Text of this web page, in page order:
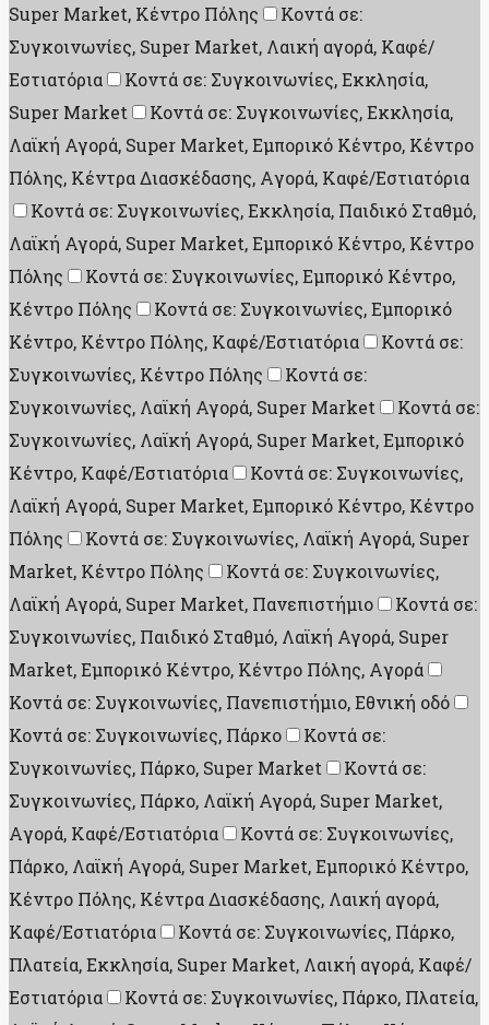
Super Market, Κέντρο Πόλης
Κοντά σε:
Συγκοινωνίες, Super Market, Λαική αγορά, Καφέ/
Εστιατόρια
Κοντά σε: Συγκοινωνίες, Εκκλησία,
Super Market
Κοντά σε: Συγκοινωνίες, Εκκλησία,
Λαϊκή Αγορά, Super Market, Εμπορικό Κέντρο, Κέντρο
Πόλης, Κέντρα Διασκέδασης, Aγορά, Καφέ/Εστιατόρια
Κοντά σε: Συγκοινωνίες, Εκκλησία, Παιδικό Σταθμό,
Λαϊκή Αγορά, Super Market, Εμπορικό Κέντρο, Κέντρο
Πόλης
Κοντά σε: Συγκοινωνίες, Εμπορικό Κέντρο,
Κέντρο Πόλης
Κοντά σε: Συγκοινωνίες, Εμπορικό
Κέντρο, Κέντρο Πόλης, Καφέ/Εστιατόρια
Κοντά σε:
Συγκοινωνίες, Κέντρο Πόλης
Κοντά σε:
Συγκοινωνίες, Λαϊκή Αγορά, Super Market
Κοντά σε:
Συγκοινωνίες, Λαϊκή Αγορά, Super Market, Εμπορικό
Κέντρο, Καφέ/Εστιατόρια
Κοντά σε: Συγκοινωνίες,
Λαϊκή Αγορά, Super Market, Εμπορικό Κέντρο, Κέντρο
Πόλης
Κοντά σε: Συγκοινωνίες, Λαϊκή Αγορά, Super
Market, Κέντρο Πόλης
Κοντά σε: Συγκοινωνίες,
Λαϊκή Αγορά, Super Market, Πανεπιστήμιο
Κοντά σε:
Συγκοινωνίες, Παιδικό Σταθμό, Λαϊκή Αγορά, Super
Market, Εμπορικό Κέντρο, Κέντρο Πόλης, Aγορά
Κοντά σε: Συγκοινωνίες, Πανεπιστήμιο, Εθνική οδό
Κοντά σε: Συγκοινωνίες, Πάρκο
Κοντά σε:
Συγκοινωνίες, Πάρκο, Super Market
Κοντά σε:
Συγκοινωνίες, Πάρκο, Λαϊκή Αγορά, Super Market,
Aγορά, Καφέ/Εστιατόρια
Κοντά σε: Συγκοινωνίες,
Πάρκο, Λαϊκή Αγορά, Super Market, Εμπορικό Κέντρο,
Κέντρο Πόλης, Κέντρα Διασκέδασης, Λαική αγορά,
Καφέ/Εστιατόρια
Κοντά σε: Συγκοινωνίες, Πάρκο,
Πλατεία, Εκκλησία, Super Market, Λαική αγορά, Καφέ/
Εστιατόρια
Κοντά σε: Συγκοινωνίες, Πάρκο, Πλατεία,